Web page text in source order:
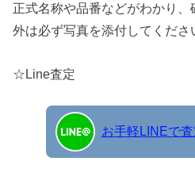
正式名称や品番などがわかり
外は必ず写真を添付してくださ
☆Line査定
お手軽LINEで